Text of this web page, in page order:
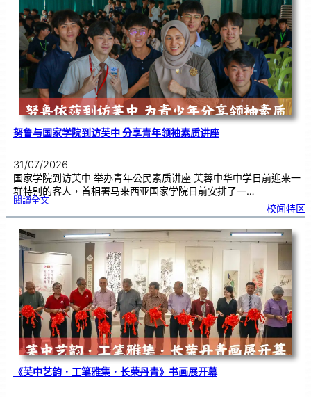
《
奏
花
悦
韵
》
圆
满
演
出
努鲁与国家学院到访芙中 分享青年领袖素质讲座
31/07/2026
国家学院到访芙中 举办青年公民素质讲座 芙蓉中华中学日前迎来一
群特别的客人，首相署马来西亚国家学院日前安排了一…
閱讀全文:努
国
学
院
到
访
中
分
享
青
年
领
袖
素
质
讲
座
校闻特区
《芙中艺韵．工笔雅集．长荣丹青》书画展开幕